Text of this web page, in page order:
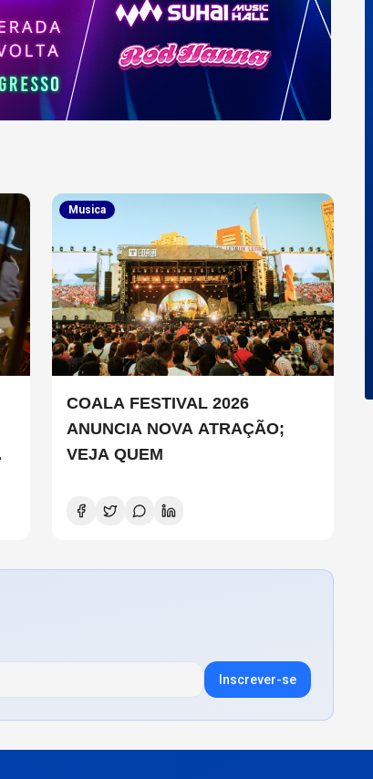
Musica
COALA FESTIVAL 2026
ANUNCIA NOVA ATRAÇÃO;
VEJA QUEM
Inscrever-se